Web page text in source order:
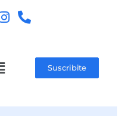
Suscribite